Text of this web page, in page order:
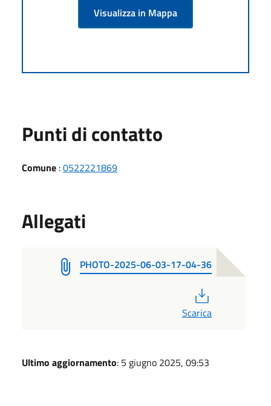
Visualizza in Mappa
Punti di contatto
Comune :0522221869
Allegati
PHOTO-2025-06-03-17-04-36
Scarica
Ultimo aggiornamento: 5 giugno 2025, 09:53